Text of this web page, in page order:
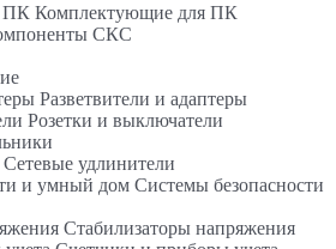
Комплектующие для ПК
СКС
Разветвители и адаптеры
Розетки и выключатели
Сетевые удлинители
Системы безопасности
Стабилизаторы напряжения